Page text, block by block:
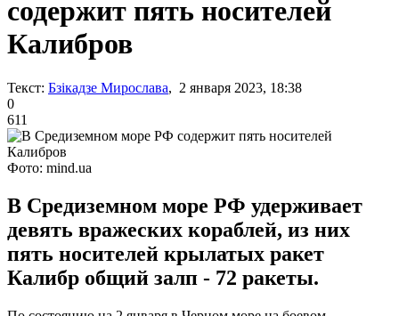
содержит пять носителей
Калибров
Текст: Бзікадзе Мирослава, 2 января 2023, 18:38
0
611
Фото: mind.ua
В Средиземном море РФ удерживает
девять вражеских кораблей, из них
пять носителей крылатых ракет
Калибр общий залп - 72 ракеты.